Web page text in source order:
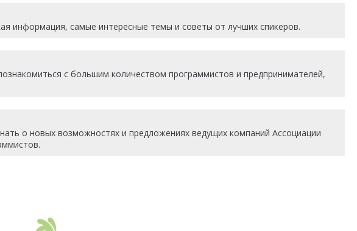
информация, самые интересные темы и советы от лучших спикеров.
с большим количеством программистов и предпринимателей,
о новых возможностях и предложениях ведущих компаний Ассоциации